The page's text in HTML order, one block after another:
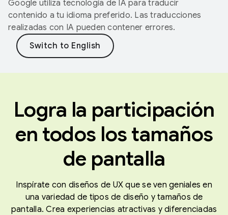
Google utiliza tecnología de IA para traducir
contenido a tu idioma preferido. Las traducciones
realizadas con IA pueden contener errores.
Logra la participación
en todos los tamaños
de pantalla
Inspírate con diseños de UX que se ven geniales en
una variedad de tipos de diseño y tamaños de
pantalla. Crea experiencias atractivas y diferenciadas